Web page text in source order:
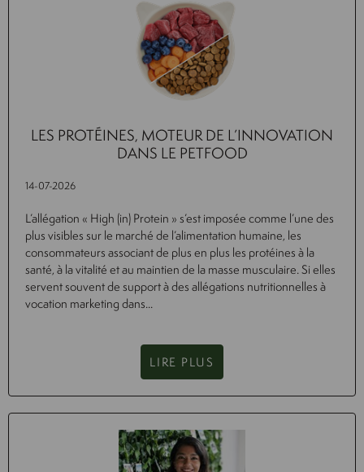
LES PROTÉINES, MOTEUR DE L’INNOVATION
DANS LE PETFOOD
14-07-2026
L’allégation « High (in) Protein » s’est imposée comme l’une des
plus visibles sur le marché de l’alimentation humaine, les
consommateurs associant de plus en plus les protéines à la
santé, à la vitalité et au maintien de la masse musculaire. Si elles
servent souvent de support à des allégations nutritionnelles à
vocation marketing dans...
LIRE PLUS